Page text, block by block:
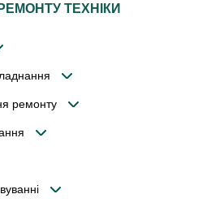
ТЕХНІКИ
ремонту